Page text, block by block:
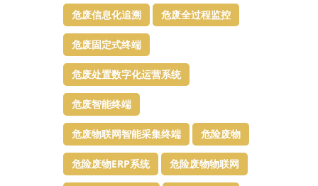
危废信息化追溯 危废全过程监控
危废固定式终端
危废处置数字化运营系统
危废智能终端
危废物联网智能采集终端 危险废物
危险废物ERP系统 危险废物物联网